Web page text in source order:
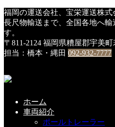
福岡の運送会社、宝栄運送株式
長尺物輸送まで、全国各地へ輸
す。
〒811-2124 福岡県糟屋郡宇美町
担当：橋本・縄田 092-932-7777
ホーム
車両紹介
ポールトレーラー
HOME
DSC00755
DSC00755
こちらの記事もどうぞ